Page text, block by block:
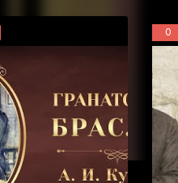
0